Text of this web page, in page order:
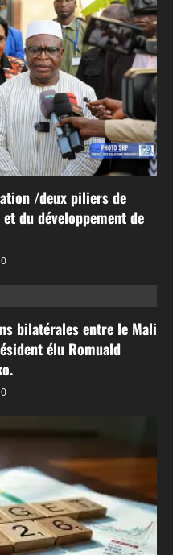
/deux piliers de
du développement de
0
bilatérales entre le Mali
élu Romuald
0